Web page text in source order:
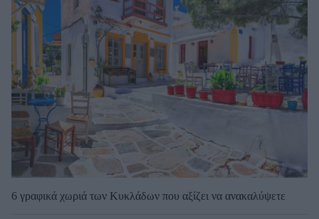
6 γραφικά χωριά των Κυκλάδων που αξίζει να ανακαλύψετε